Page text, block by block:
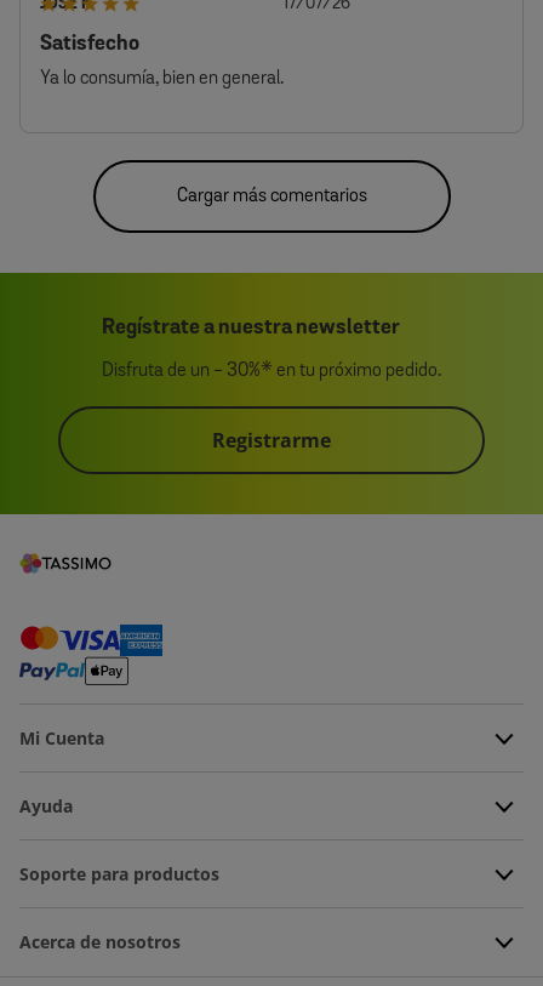
JOSE F.
Satisfecho
Ya lo consumía, bien en general.
17/07/26
Cargar más comentarios
Regístrate a nuestra newsletter
Disfruta de un - 30%* en tu próximo pedido.
Registrarme
Mi Cuenta
Ayuda
Soporte para productos
Acerca de nosotros